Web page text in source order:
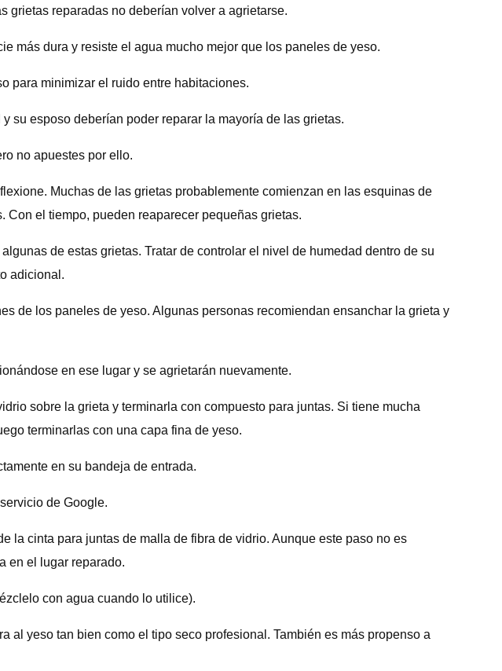
grietas reparadas no deberían volver a agrietarse.
más dura y resiste el agua mucho mejor que los paneles de yeso.
para minimizar el ruido entre habitaciones.
su esposo deberían poder reparar la mayoría de las grietas.
no apuestes por ello.
Muchas de las grietas probablemente comienzan en las esquinas de
el tiempo, pueden reaparecer pequeñas grietas.
de estas grietas. Tratar de controlar el nivel de humedad dentro de su
adicional.
de los paneles de yeso. Algunas personas recomiendan ensanchar la grieta y
en ese lugar y se agrietarán nuevamente.
sobre la grieta y terminarla con compuesto para juntas. Si tiene mucha
terminarlas con una capa fina de yeso.
en su bandeja de entrada.
de Google.
la cinta para juntas de malla de fibra de vidrio. Aunque este paso no es
en el lugar reparado.
con agua cuando lo utilice).
al yeso tan bien como el tipo seco profesional. También es más propenso a